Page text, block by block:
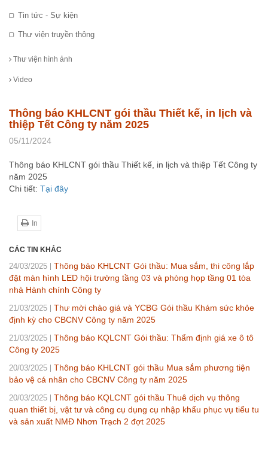
Tin tức - Sự kiện
Thư viện truyền thông
Thư viện hình ảnh
Video
Thông báo KHLCNT gói thầu Thiết kế, in lịch và
thiệp Tết Công ty năm 2025
05/11/2024
Thông báo KHLCNT gói thầu Thiết kế, in lịch và thiệp Tết Công ty
năm 2025
Chi tiết: Tại đây
In
CÁC TIN KHÁC
24/03/2025
Thông báo KHLCNT Gói thầu: Mua sắm, thi công lắp
đặt màn hình LED hội trường tầng 03 và phòng họp tầng 01 tòa
nhà Hành chính Công ty
21/03/2025
Thư mời chào giá và YCBG Gói thầu Khám sức khỏe
định kỳ cho CBCNV Công ty năm 2025
21/03/2025
Thông báo KQLCNT Gói thầu: Thẩm định giá xe ô tô
Công ty 2025
20/03/2025
Thông báo KHLCNT gói thầu Mua sắm phương tiện
bảo vệ cá nhân cho CBCNV Công ty năm 2025
20/03/2025
Thông báo KQLCNT gói thầu Thuê dịch vụ thông
quan thiết bị, vật tư và công cụ dụng cụ nhập khẩu phục vụ tiểu tu
và sản xuất NMĐ Nhơn Trạch 2 đợt 2025